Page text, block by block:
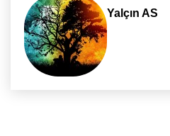
Yalçın AS